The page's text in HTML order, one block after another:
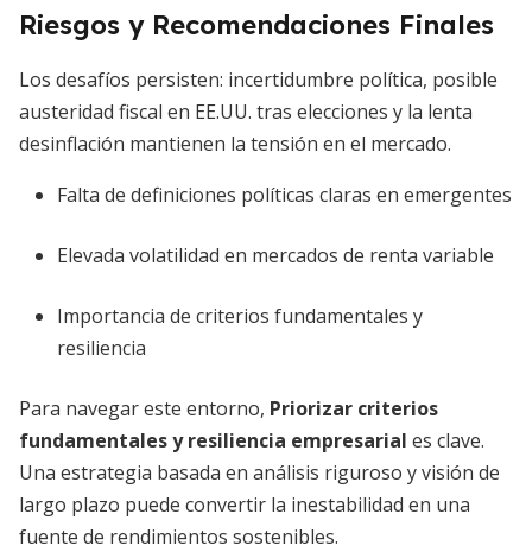
Riesgos y Recomendaciones Finales
Los desafíos persisten: incertidumbre política, posible
austeridad fiscal en EE.UU. tras elecciones y la lenta
desinflación mantienen la tensión en el mercado.
Falta de definiciones políticas claras en emergentes
Elevada volatilidad en mercados de renta variable
Importancia de criterios fundamentales y
resiliencia
Para navegar este entorno, Priorizar criterios
fundamentales y resiliencia empresarial es clave.
Una estrategia basada en análisis riguroso y visión de
largo plazo puede convertir la inestabilidad en una
fuente de rendimientos sostenibles.